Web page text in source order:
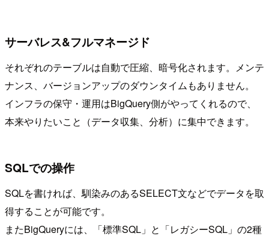
サーバレス&フルマネージド
それぞれのテーブルは自動で圧縮、暗号化されます。メンテ
ナンス、バージョンアップのダウンタイムもありません。
インフラの保守・運用はBigQuery側がやってくれるので、
本来やりたいこと（データ収集、分析）に集中できます。
SQLでの操作
SQLを書ければ、馴染みのあるSELECT文などでデータを取
得することが可能です。
またBigQueryには、「標準SQL」と「レガシーSQL」の2種